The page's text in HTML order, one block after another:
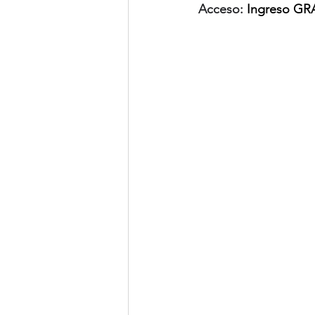
Acceso: Ingreso